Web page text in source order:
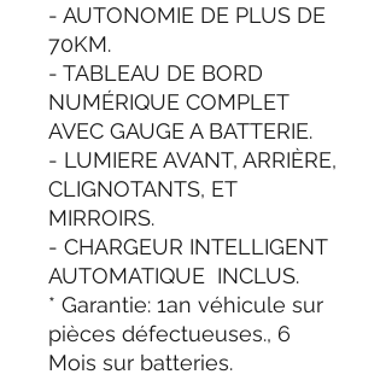
- AUTONOMIE DE PLUS DE
70KM.
- TABLEAU DE BORD
NUMÉRIQUE COMPLET
AVEC GAUGE A BATTERIE.
- LUMIERE AVANT, ARRIÈRE,
CLIGNOTANTS, ET
MIRROIRS.
- CHARGEUR INTELLIGENT
AUTOMATIQUE INCLUS.
* Garantie: 1an véhicule sur
pièces défectueuses., 6
Mois sur batteries.